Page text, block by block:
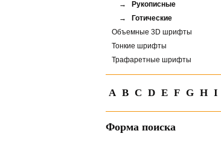
→ Рукописные
→ Готические
Объемные 3D шрифты
Тонкие шрифты
Трафаретные шрифты
A B C D E F G H I
Форма поиска